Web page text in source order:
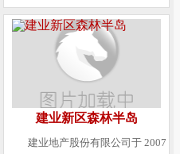
建业新区森林半岛
建业地产股份有限公司于 2007